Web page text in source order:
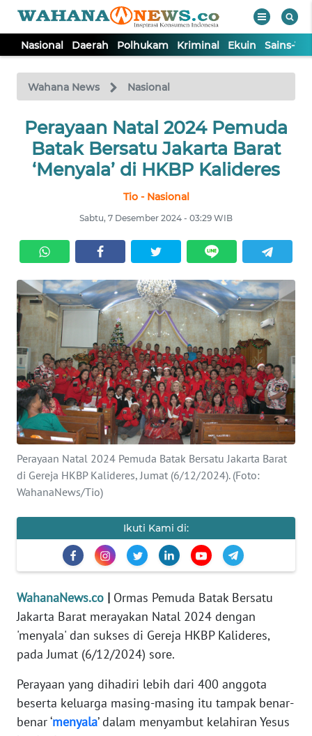
Nasional Daerah Polhukam Kriminal Ekuin Sains-
Wahana News Nasional
Perayaan Natal 2024 Pemuda
Batak Bersatu Jakarta Barat
‘Menyala’ di HKBP Kalideres
Tio - Nasional
Sabtu, 7 Desember 2024 - 03:29 WIB
Perayaan Natal 2024 Pemuda Batak Bersatu Jakarta Barat
di Gereja HKBP Kalideres, Jumat (6/12/2024). (Foto:
WahanaNews/Tio)
Ikuti Kami di:
WahanaNews.co | Ormas Pemuda Batak Bersatu
Jakarta Barat merayakan Natal 2024 dengan
'menyala' dan sukses di Gereja HKBP Kalideres,
pada Jumat (6/12/2024) sore.
Perayaan yang dihadiri lebih dari 400 anggota
beserta keluarga masing-masing itu tampak benar-
benar ‘menyala’ dalam menyambut kelahiran Yesus
TV
Tutup
NASIONAL
DAERAH
KRIMINAL
EKUIN
SAINS-TEKNO
KESEHATAN
INTERNASIONAL
SERBA-SERBI
PENDIDIKAN
OLAHRAGA
EDITORIAL
Informasi
INDEKS
KAMI